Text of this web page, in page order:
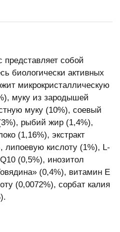
собой
биологически активных
микрокристаллическую
муку из зародышей
муку (10%), соевый
рыбий жир (1,4%),
(1,16%), экстракт
липоевую кислоту (1%), L-
(0,5%), инозитол
(0,4%), витамин Е
(0,0072%), сорбат калия